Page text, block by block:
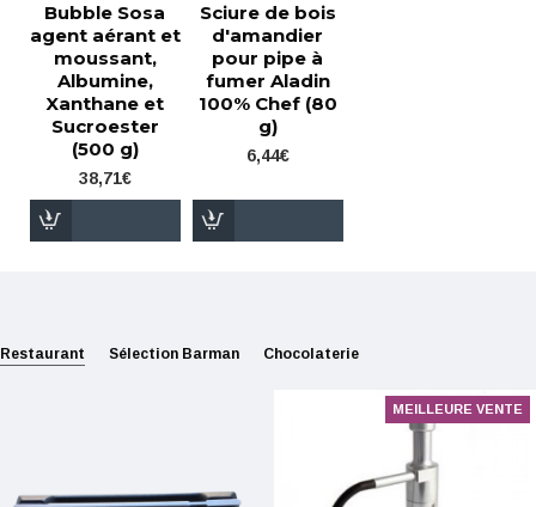
Bubble Sosa
agent aérant et
moussant,
Albumine,
Xanthane et
Sucroester
(500 g)
38,71€
Sciure de bois
d'amandier
pour pipe à
fumer Aladin
100% Chef (80
g)
6,44€
Restaurant Sélection Barman Chocolaterie
MEILLEURE VENTE